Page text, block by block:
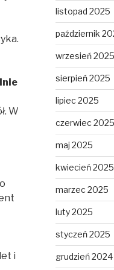
W
i
listopad 2025
październik
wrzesień 2025
sierpień 2025
lipiec 2025
czerwiec 2025
maj 2025
kwiecień 2025
marzec 2025
luty 2025
styczeń 2025
grudzień 2024